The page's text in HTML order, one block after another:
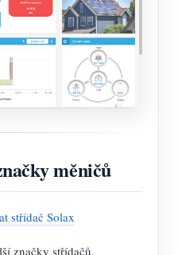
měničů
střídač Solax
značky střídačů.